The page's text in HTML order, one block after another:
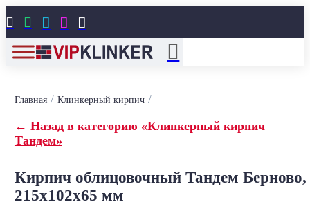
    
Главная/ Клинкерный кирпич/
← Назад в категорию «Клинкерный кирпич
Тандем»
Кирпич облицовочный Тандем Берново,
215x102x65 мм